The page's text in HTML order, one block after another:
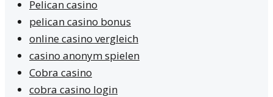
Pelican casino
pelican casino bonus
online casino vergleich
casino anonym spielen
Cobra casino
cobra casino login